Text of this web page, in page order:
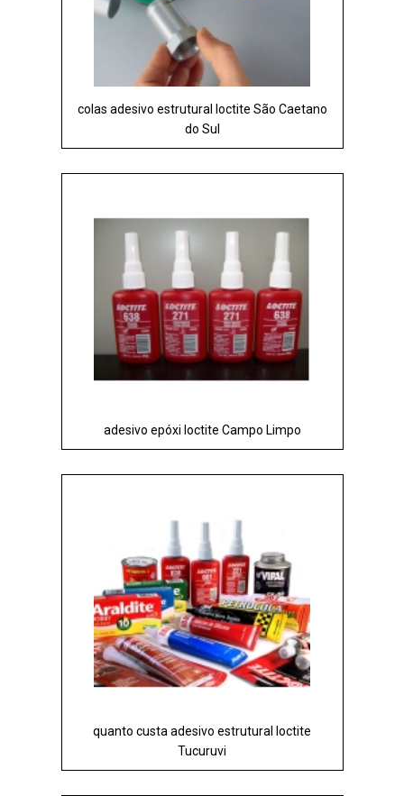
colas adesivo estrutural loctite São Caetano
do Sul
adesivo epóxi loctite Campo Limpo
quanto custa adesivo estrutural loctite
Tucuruvi